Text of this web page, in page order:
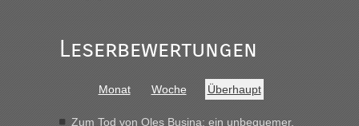
Leserbewertungen
Monat Woche Überhaupt
Zum Tod von Oles Busina: ein unbequemer,